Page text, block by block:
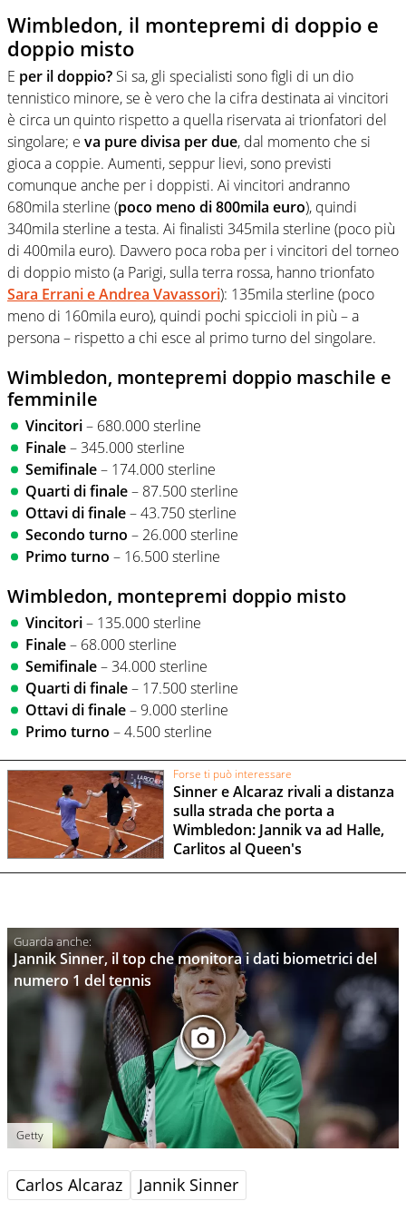
Wimbledon, il montepremi di doppio e
doppio misto
E per il doppio? Si sa, gli specialisti sono figli di un dio
tennistico minore, se è vero che la cifra destinata ai vincitori
è circa un quinto rispetto a quella riservata ai trionfatori del
singolare; e va pure divisa per due, dal momento che si
gioca a coppie. Aumenti, seppur lievi, sono previsti
comunque anche per i doppisti. Ai vincitori andranno
680mila sterline (poco meno di 800mila euro), quindi
340mila sterline a testa. Ai finalisti 345mila sterline (poco più
di 400mila euro). Davvero poca roba per i vincitori del torneo
di doppio misto (a Parigi, sulla terra rossa, hanno trionfato
Sara Errani e Andrea Vavassori): 135mila sterline (poco
meno di 160mila euro), quindi pochi spiccioli in più – a
persona – rispetto a chi esce al primo turno del singolare.
Wimbledon, montepremi doppio maschile e
femminile
Vincitori– 680.000 sterline
Finale– 345.000 sterline
Semifinale– 174.000 sterline
Quarti di finale– 87.500 sterline
Ottavi di finale– 43.750 sterline
Secondo turno – 26.000 sterline
Primo turno – 16.500 sterline
Wimbledon, montepremi doppio misto
Vincitori– 135.000 sterline
Finale– 68.000 sterline
Semifinale– 34.000 sterline
Quarti di finale– 17.500 sterline
Ottavi di finale– 9.000 sterline
Primo turno – 4.500 sterline
Forse ti può interessare
Sinner e Alcaraz rivali a distanza
sulla strada che porta a
Wimbledon: Jannik va ad Halle,
Carlitos al Queen's
Jannik Sinner, il top che monitora i dati biometrici del
numero 1 del tennis
Getty
Carlos Alcaraz Jannik Sinner